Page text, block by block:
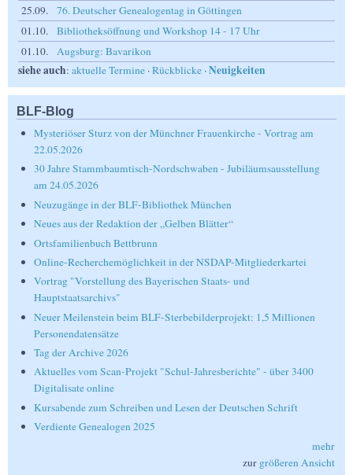
25.09.
76. Deutscher Genealogentag in Göttingen
01.10.
Bibliotheksöffnung und Workshop 14 - 17 Uhr
01.10.
Augsburg: Bavarikon
siehe auch: aktuelle Termine ·Rückblicke ·Neuigkeiten
BLF-Blog
Mysteriöser Sturz von der Münchner Frauenkirche - Vortrag am
22.05.2026
30 Jahre Stammbaumtisch-Nordschwaben - Jubiläumsausstellung
am 24.05.2026
Neuzugänge in der BLF-Bibliothek München
Neues aus der Redaktion der „Gelben Blätter“
Ortsfamilienbuch Bettbrunn
Online-Recherchemöglichkeit in der NSDAP-Mitgliederkartei
Vortrag "Vorstellung des Bayerischen Staats- und
Hauptstaatsarchivs"
Neuer Meilenstein beim BLF-Sterbebilderprojekt: 1,5 Millionen
Personendatensätze
Tag der Archive 2026
Aktuelles vom Scan-Projekt "Schul-Jahresberichte" - über 3400
Digitalisate online
Kursabende zum Schreiben und Lesen der Deutschen Schrift
Verdiente Genealogen 2025
mehr
zur größeren Ansicht